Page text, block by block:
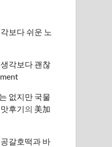
보다 쉬운 노
각보다 괜찮
없지만 국물
후기의 美加
갈호떡과 바